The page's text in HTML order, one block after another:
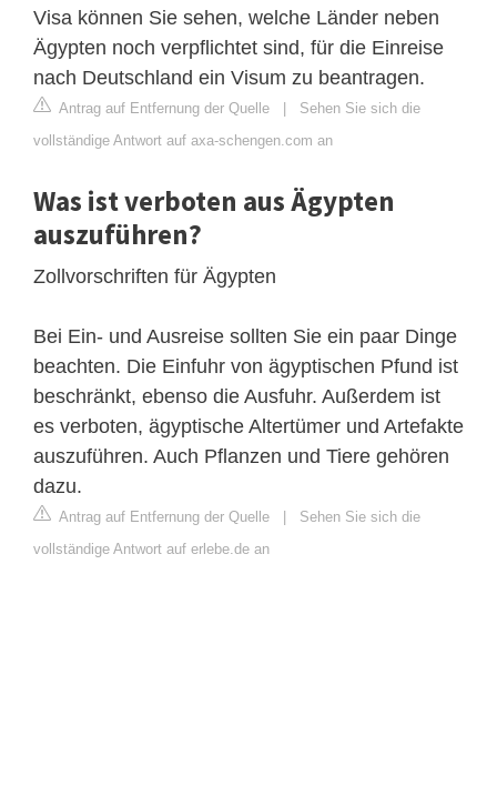
Visa können Sie sehen, welche Länder neben
Ägypten noch verpflichtet sind, für die Einreise
nach Deutschland ein Visum zu beantragen.
Antrag auf Entfernung der Quelle | Sehen Sie sich die
vollständige Antwort auf axa-schengen.com an
Was ist verboten aus Ägypten
auszuführen?
Zollvorschriften für Ägypten
Bei Ein- und Ausreise sollten Sie ein paar Dinge
beachten. Die Einfuhr von ägyptischen Pfund ist
beschränkt, ebenso die Ausfuhr. Außerdem ist
es verboten, ägyptische Altertümer und Artefakte
auszuführen. Auch Pflanzen und Tiere gehören
dazu.
Antrag auf Entfernung der Quelle | Sehen Sie sich die
vollständige Antwort auf erlebe.de an